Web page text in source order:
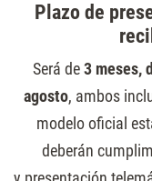
Plazo de
Será de3 meses,
agosto, ambos
modelo oficial
deberán